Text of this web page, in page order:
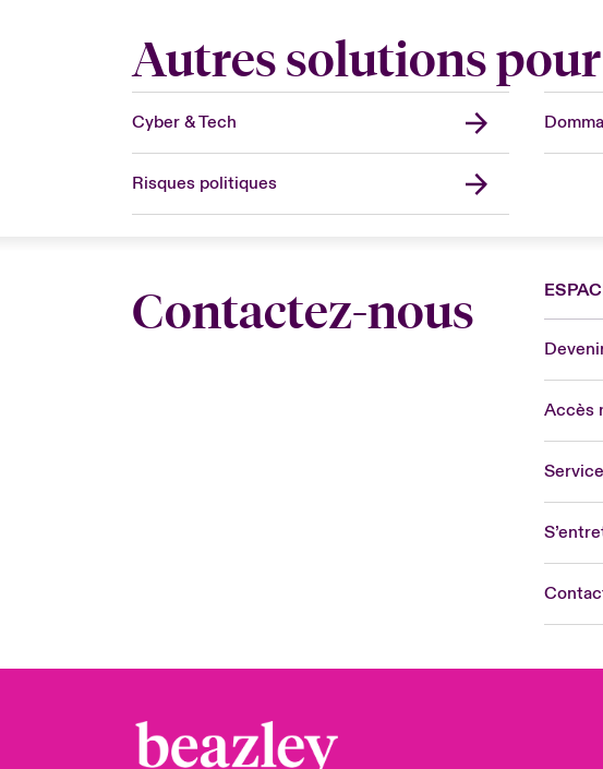
Autres solutions
Cyber & Tech
Risques politiques
Contactez-nous
Accès